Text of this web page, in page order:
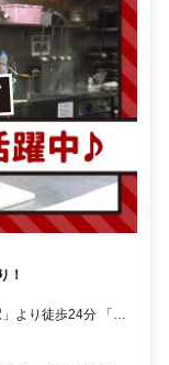
！
規定支給